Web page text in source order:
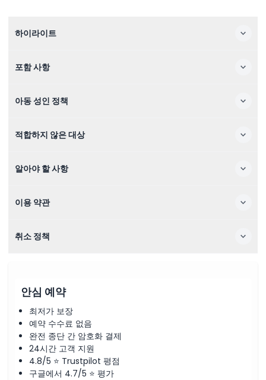
하이라이트
포함 사항
아동 성인 정책
적합하지 않은 대상
알아야 할 사항
이용 약관
취소 정책
안심 예약
최저가 보장
예약 수수료 없음
완전 종단 간 암호화 결제
24시간 고객 지원
4.8/5 ⭐ Trustpilot 평점
구글에서 4.7/5 ⭐ 평가